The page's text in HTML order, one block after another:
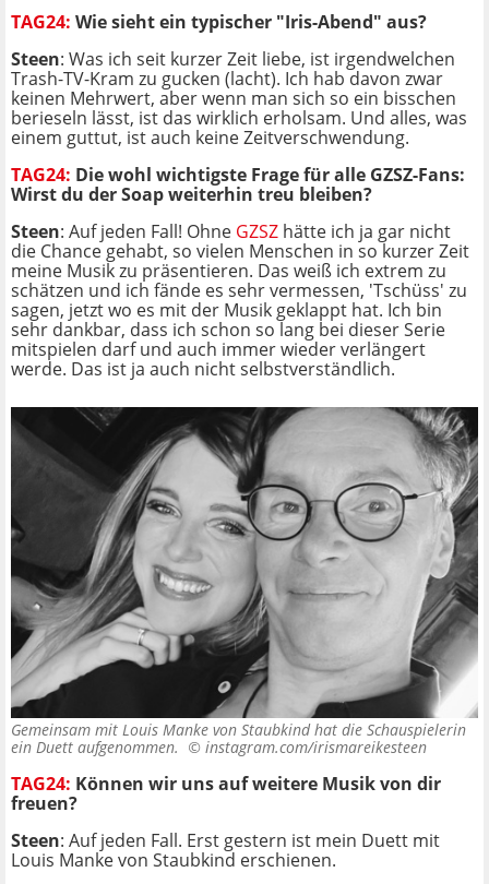
TAG24: Wie sieht ein typischer "Iris-Abend" aus?
Steen: Was ich seit kurzer Zeit liebe, ist irgendwelchen
Trash-TV-Kram zu gucken (lacht). Ich hab davon zwar
keinen Mehrwert, aber wenn man sich so ein bisschen
berieseln lässt, ist das wirklich erholsam. Und alles, was
einem guttut, ist auch keine Zeitverschwendung.
TAG24: Die wohl wichtigste Frage für alle GZSZ-Fans:
Wirst du der Soap weiterhin treu bleiben?
Steen: Auf jeden Fall! Ohne GZSZ hätte ich ja gar nicht
die Chance gehabt, so vielen Menschen in so kurzer Zeit
meine Musik zu präsentieren. Das weiß ich extrem zu
schätzen und ich fände es sehr vermessen, 'Tschüss' zu
sagen, jetzt wo es mit der Musik geklappt hat. Ich bin
sehr dankbar, dass ich schon so lang bei dieser Serie
mitspielen darf und auch immer wieder verlängert
werde. Das ist ja auch nicht selbstverständlich.
Gemeinsam mit Louis Manke von Staubkind hat die Schauspielerin
ein Duett aufgenommen. © instagram.com/irismareikesteen
TAG24: Können wir uns auf weitere Musik von dir
freuen?
Steen: Auf jeden Fall. Erst gestern ist mein Duett mit
Louis Manke von Staubkind erschienen.